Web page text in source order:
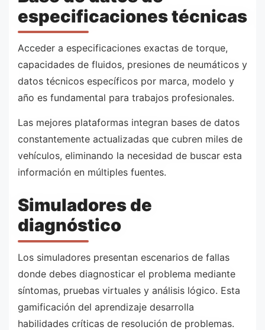
especificaciones técnicas
Acceder a especificaciones exactas de torque,
capacidades de fluidos, presiones de neumáticos y
datos técnicos específicos por marca, modelo y
año es fundamental para trabajos profesionales.
Las mejores plataformas integran bases de datos
constantemente actualizadas que cubren miles de
vehículos, eliminando la necesidad de buscar esta
información en múltiples fuentes.
Simuladores de
diagnóstico
Los simuladores presentan escenarios de fallas
donde debes diagnosticar el problema mediante
síntomas, pruebas virtuales y análisis lógico. Esta
gamificación del aprendizaje desarrolla
habilidades críticas de resolución de problemas.